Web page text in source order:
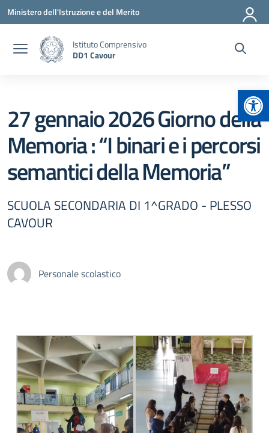
Vai ai contenuti
Vai al menu di navigazione
Vai al footer
Ministero dell'Istruzione e del Merito
Istituto Comprensivo
DD1 Cavour
27 gennaio 2026 Giorno della
Memoria : “I binari e i percorsi
semantici della Memoria”
SCUOLA SECONDARIA DI 1^GRADO - PLESSO
CAVOUR
Personale scolastico